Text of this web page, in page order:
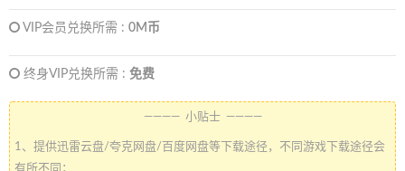
VIP会员兑换所需 : 0M币
终身VIP兑换所需 : 免费
———— 小贴士 ————
1、提供迅雷云盘/夸克网盘/百度网盘等下载途径，不同游戏下载途径会